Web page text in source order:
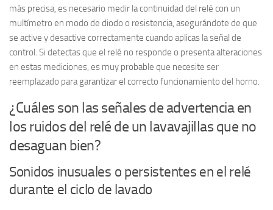
más precisa, es necesario medir la continuidad del relé con un
multímetro en modo de diodo o resistencia, asegurándote de que
se active y desactive correctamente cuando aplicas la señal de
control. Si detectas que el relé no responde o presenta alteraciones
en estas mediciones, es muy probable que necesite ser
reemplazado para garantizar el correcto funcionamiento del horno.
¿Cuáles son las señales de advertencia en
los ruidos del relé de un lavavajillas que no
desaguan bien?
Sonidos inusuales o persistentes en el relé
durante el ciclo de lavado